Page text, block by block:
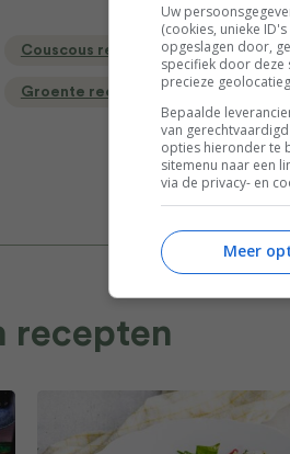
Couscous recepten Diner
Groente recepten
recepten
Uw
(cookies, unieke
opgeslagen door,
specifiek door deze
precieze
Bepaalde
van
opties hieronder te
sitemenu naar een
via de privacy- en
Meer